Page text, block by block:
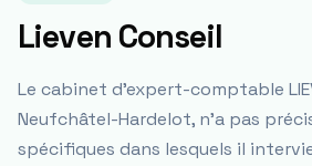
Lieven Conseil
Le cabinet d'expert-comptable
Neufchâtel-Hardelot, n'a pas
spécifiques dans lesquels il